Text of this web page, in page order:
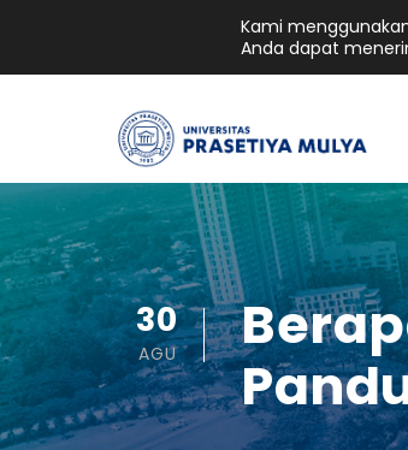
30
AGU
Kami
Anda dapat